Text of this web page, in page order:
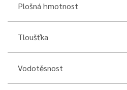
Plošná hmotnost
Tloušťka
Vodotěsnost